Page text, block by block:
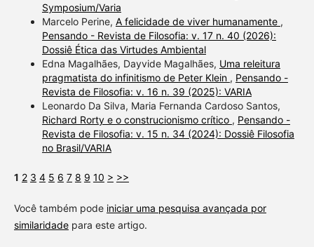
Symposium/Varia
Marcelo Perine, A felicidade de viver humanamente ,
Pensando - Revista de Filosofia: v. 17 n. 40 (2026):
Dossiê Ética das Virtudes Ambiental
Edna Magalhães, Dayvide Magalhães, Uma releitura
pragmatista do infinitismo de Peter Klein , Pensando -
Revista de Filosofia: v. 16 n. 39 (2025): VARIA
Leonardo Da Silva, Maria Fernanda Cardoso Santos,
Richard Rorty e o construcionismo crítico , Pensando -
Revista de Filosofia: v. 15 n. 34 (2024): Dossiê Filosofia
no Brasil/VARIA
1 2 3 4 5 6 7 8 9 10 > >>
Você também pode iniciar uma pesquisa avançada por
similaridadepara este artigo.